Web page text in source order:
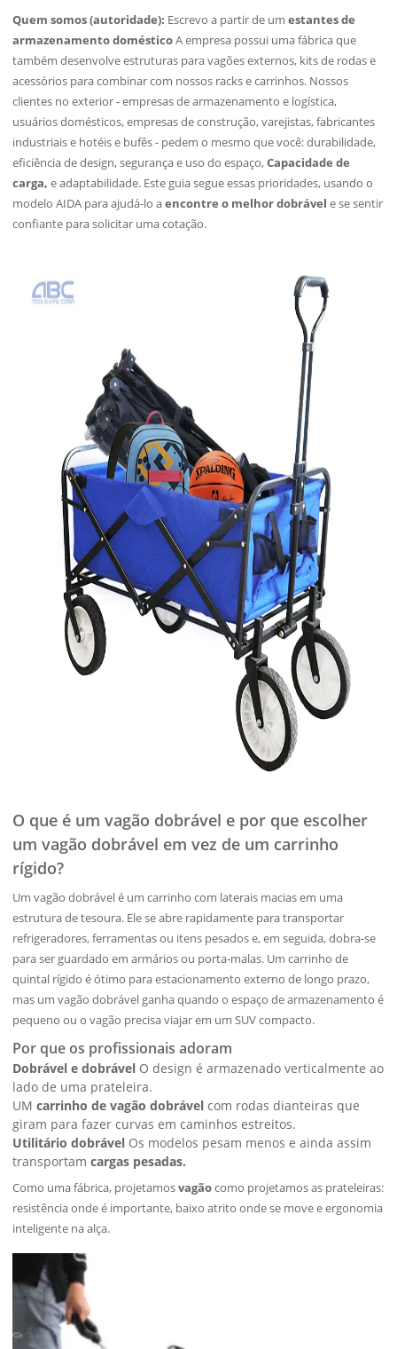
Quem somos (autoridade): Escrevo a partir de umestantes de
armazenamento domésticoA empresa possui uma fábrica que
também desenvolve estruturas para vagões externos, kits de rodas e
acessórios para combinar com nossos racks e carrinhos. Nossos
clientes no exterior - empresas de armazenamento e logística,
usuários domésticos, empresas de construção, varejistas, fabricantes
industriais e hotéis e bufês - pedem o mesmo que você: durabilidade,
eficiência de design, segurança e uso do espaço,Capacidade de
carga, e adaptabilidade. Este guia segue essas prioridades, usando o
modelo AIDA para ajudá-lo aencontre o melhor dobrável e se sentir
confiante para solicitar uma cotação.
O que é um vagão dobrável e por que escolher
um vagão dobrável em vez de um carrinho
rígido?
Um vagão dobrável é um carrinho com laterais macias em uma
estrutura de tesoura. Ele se abre rapidamente para transportar
refrigeradores, ferramentas ou itens pesados e, em seguida, dobra-se
para ser guardado em armários ou porta-malas. Um carrinho de
quintal rígido é ótimo para estacionamento externo de longo prazo,
mas um vagão dobrável ganha quando o espaço de armazenamento é
pequeno ou o vagão precisa viajar em um SUV compacto.
Por que os profissionais adoram
Dobrável e dobrável O design é armazenado verticalmente ao
lado de uma prateleira.
UM carrinho de vagão dobrável com rodas dianteiras que
giram para fazer curvas em caminhos estreitos.
Utilitário dobrável Os modelos pesam menos e ainda assim
transportamcargas pesadas.
Como uma fábrica, projetamosvagãocomo projetamos as prateleiras:
resistência onde é importante, baixo atrito onde se move e ergonomia
inteligente na alça.